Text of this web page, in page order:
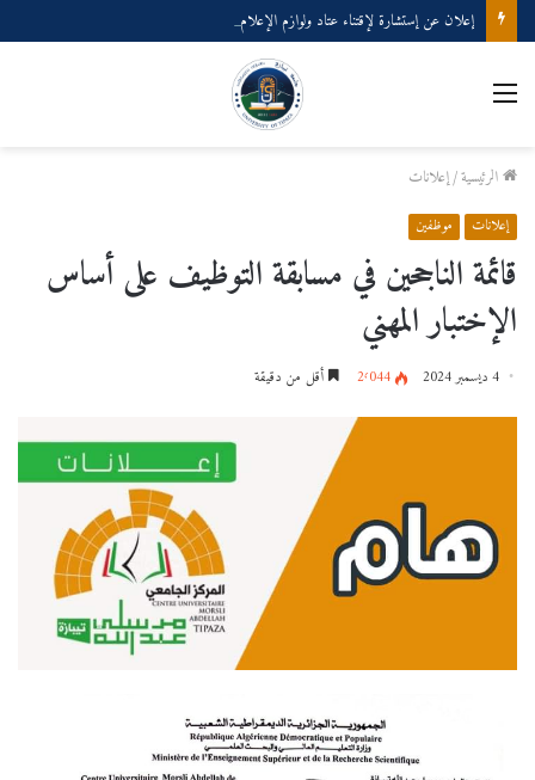
إعلان عن إستشارة لإقتناء عتاد ولوازم الإعلام الألي
القائمة
الرئيسية/إعلانات
إعلانات موظفين
قائمة الناجحين في مسابقة التوظيف على أساس
الإختبار المهني
4 ديسمبر 2024 2٬044 أقل من دقيقة